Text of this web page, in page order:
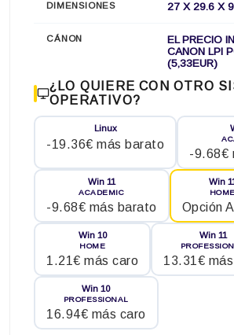
DIMENSIONES 27 X 29.6 X
CÁNON
EL PRECIO
CANON LPI
(5,33EUR)
¿LO QUIERE CON OTRO
OPERATIVO?
Linux
-19.36€ más barato
-9.68€
Win 11
ACADEMIC
-9.68€ más barato
Win
HOME
Opción
Win 10
HOME
1.21€ más caro
Win 11
13.31€
Win 10
PROFESSIONAL
16.94€ más caro